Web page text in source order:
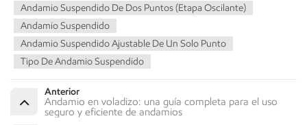
Andamio Suspendido De Dos Puntos (etapa Oscilante)
Andamio Suspendido
Andamio Suspendido Ajustable De Un Solo Punto
Tipo De Andamio Suspendido
Anterior
Andamio en voladizo: una guía completa para el uso
seguro y eficiente de andamios